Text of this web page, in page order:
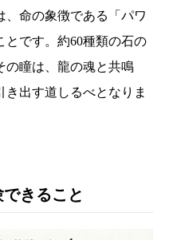
、命の象徴である「パワ
とです。約60種類の石の
の瞳は、龍の魂と共鳴
き出す道しるべとなりま
きること